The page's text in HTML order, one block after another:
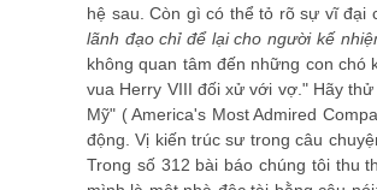
hệ sau. Còn gì có thể tỏ rõ sự vĩ đại
lãnh đạo chỉ để lại cho người kế
không quan tâm đến những con
vua Herry VIII đối xử với vợ." Hãy
Mỹ" ( America's Most Admired
động. Vị kiến trúc sư trong câu
Trong số 312 bài báo chúng tôi thu